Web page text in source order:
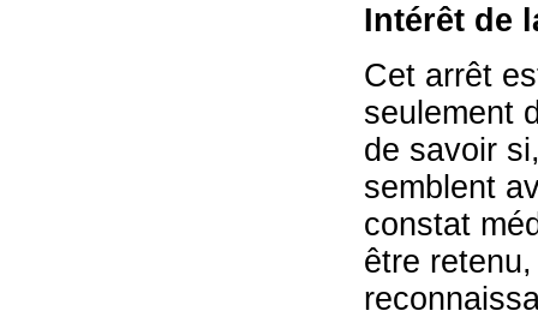
Intérêt de
Cet arrêt
seulement
de savoir
semblent
constat
être